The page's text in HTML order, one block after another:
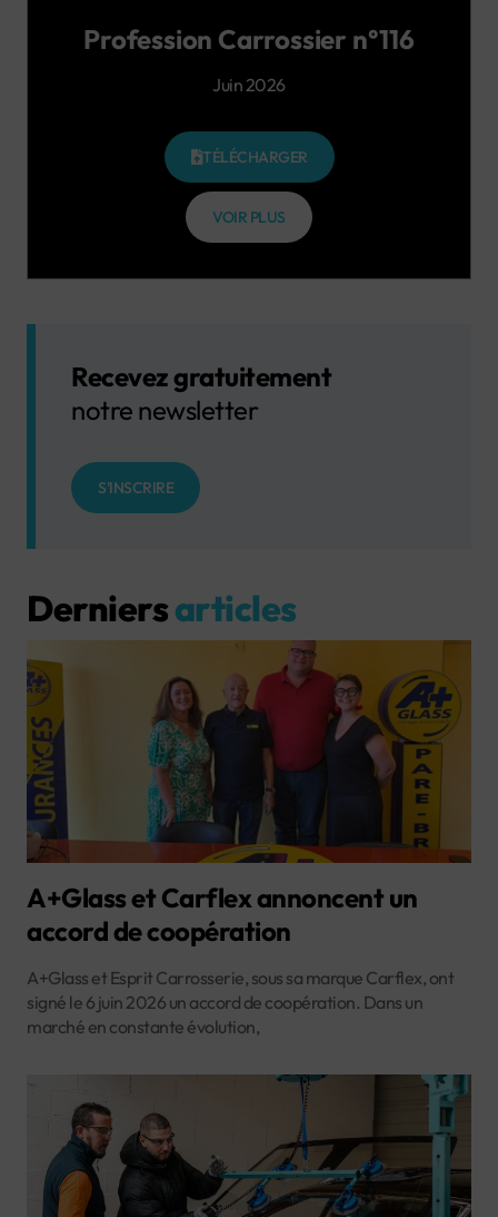
Profession Carrossier n°116
Juin 2026
TÉLÉCHARGER
VOIR PLUS
Recevez gratuitement
notre newsletter
S'INSCRIRE
Derniersarticles
A+Glass et Carflex annoncent un
accord de coopération
A+Glass et Esprit Carrosserie, sous sa marque Carflex, ont
signé le 6 juin 2026 un accord de coopération. Dans un
marché en constante évolution,